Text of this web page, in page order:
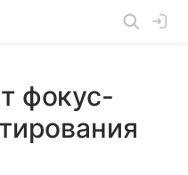
фокус-